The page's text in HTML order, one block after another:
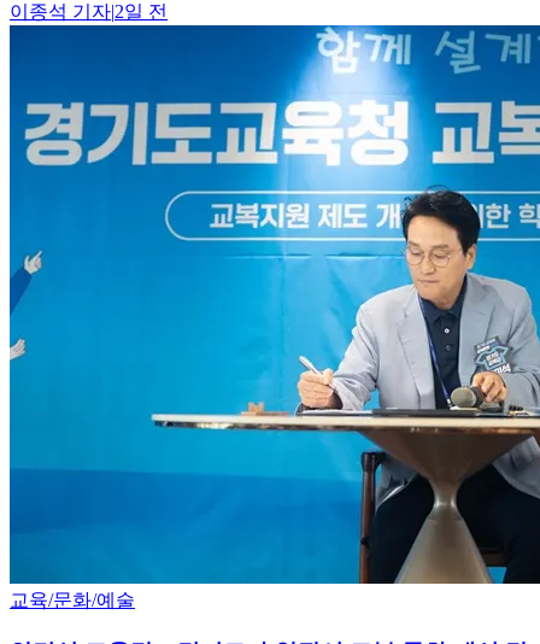
이종석 기자|2일 전
교육/문화/예술